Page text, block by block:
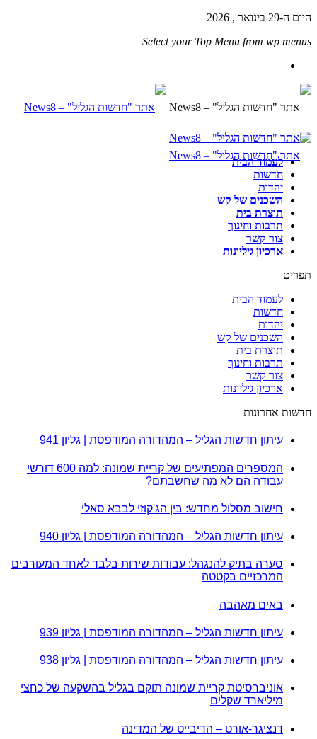
היום ה-29 בינואר , 2026
Select your Top Menu from wp menus
לעמוד הבית
חדשות
יהדות
השכנים של קש
תוצרת בית
תרבות וחינוך
צור קשר
ארכיון גיליונות
תפריט
לעמוד הבית
חדשות
יהדות
השכנים של קש
תוצרת בית
תרבות וחינוך
צור קשר
ארכיון גיליונות
חדשות אחרונות
עיתון חדשות הגליל – המהדורה המודפסת | גליון 941
המספרים המפתיעים של קריית שמונה: למה 600 דורשי
עבודה הם לא מה שחשבתם?
חישוב מסלול מחדש: בין הג'קוזי לבבא סאלי
עיתון חדשות הגליל – המהדורה המודפסת | גליון 940
סערה בתיק להנגהל: עבודות שירות בלבד לאחד המעורבים
המרכזיים בקטטה
באים מאהבה
עיתון חדשות הגליל – המהדורה המודפסת | גליון 939
עיתון חדשות הגליל – המהדורה המודפסת | גליון 938
אוניברסיטת קריית שמונה תוקם בגליל בהשקעה של כחצי
מיליארד שקלים
דנציגר-אורט – הדיבייט של המדינה